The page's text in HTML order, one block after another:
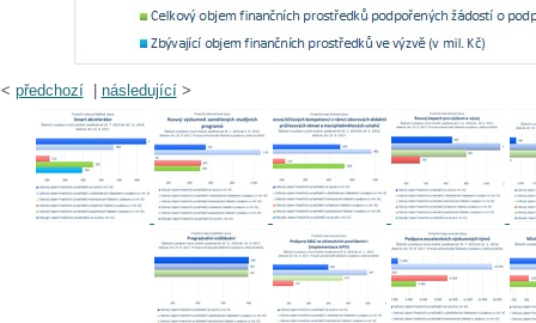
< předchozí| následující>